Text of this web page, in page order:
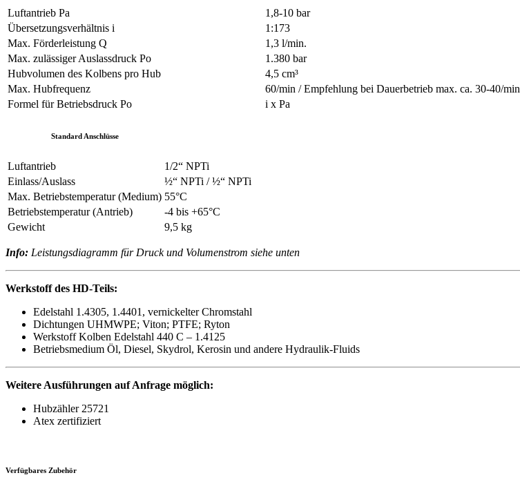
Luftantrieb Pa
1,8-10 bar
Übersetzungsverhältnis i
1:173
Max. Förderleistung Q
1,3 l/min.
Max. zulässiger Auslassdruck Po
1.380 bar
Hubvolumen des Kolbens pro Hub
4,5 cm³
Max. Hubfrequenz
60/min / Empfehlung bei Dauerbetrieb max. ca. 30-40/min
Formel für Betriebsdruck Po
i x Pa
Standard Anschlüsse
Luftantrieb
1/2“ NPTi
Einlass/Auslass
½“ NPTi / ½“ NPTi
Max. Betriebstemperatur (Medium) 55°C
Betriebstemperatur (Antrieb)
-4 bis +65°C
Gewicht
9,5 kg
Info: Leistungsdiagramm für Druck und Volumenstrom siehe unten
Werkstoff des HD-Teils:
Edelstahl 1.4305, 1.4401, vernickelter Chromstahl
Dichtungen UHMWPE; Viton; PTFE; Ryton
Werkstoff Kolben Edelstahl 440 C – 1.4125
Betriebsmedium Öl, Diesel, Skydrol, Kerosin und andere Hydraulik-Fluids
Weitere Ausführungen auf Anfrage möglich:
Hubzähler 25721
Atex zertifiziert
Verfügbares Zubehör